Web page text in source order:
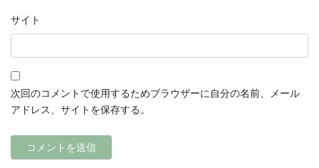
サイト
次回のコメントで使用するためブラウザーに自分の名前、メール
アドレス、サイトを保存する。